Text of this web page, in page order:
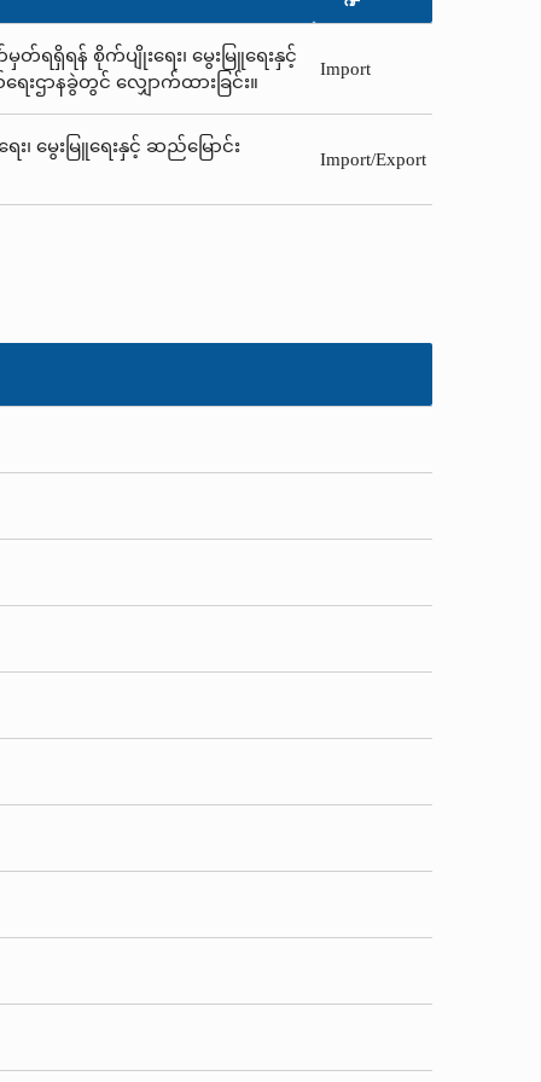
ရှိရန် စိုက်ပျိုးရေး၊ မွေးမြူရေးနှင့်
းဌာနခွဲတွင် လျှောက်ထားခြင်း။
Import
မွေးမြူရေးနှင့် ဆည်မြောင်း
Import/Export